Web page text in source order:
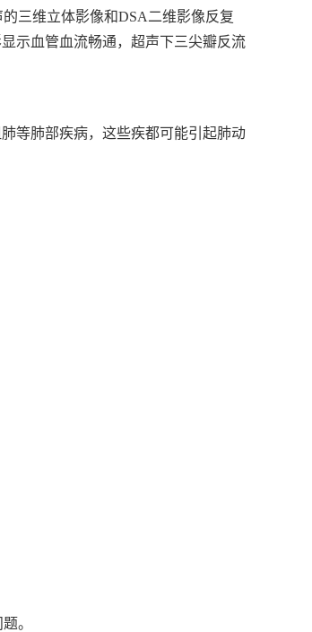
三维立体影像和DSA二维影像反复
示血管血流畅通，超声下三尖瓣反流
等肺部疾病，这些疾都可能引起肺动
。